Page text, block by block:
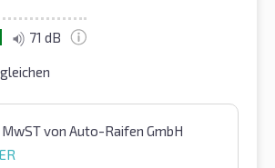
71 dB
MwSTvon Auto-Raifen GmbH